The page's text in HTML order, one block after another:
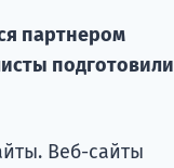
партнером
подготовили
Веб-сайты